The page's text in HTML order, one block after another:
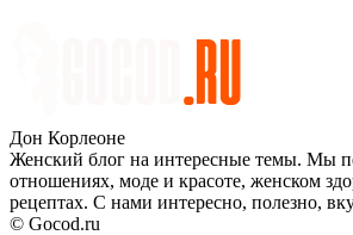
Дон Корлеоне
Женский блог на интересные темы. Мы
отношениях, моде и красоте, женском
рецептах. С нами интересно, полезно,
© Gocod.ru